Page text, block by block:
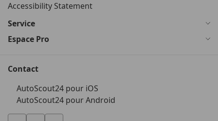
Accessibility Statement
Service
Espace Pro
Contact
AutoScout24 pour iOS
AutoScout24 pour Android